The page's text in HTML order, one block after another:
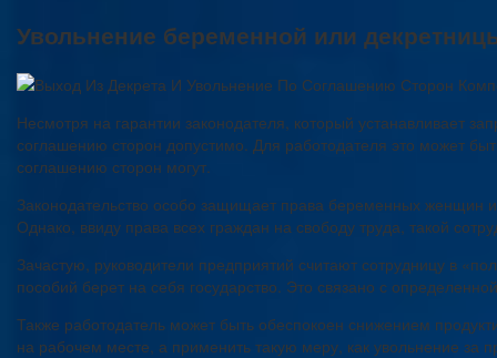
Увольнение беременной или
Несмотря на гарантии законодателя, который устанавливает
соглашению сторон допустимо. Для работодателя это может
соглашению сторон могут.
Законодательство особо защищает права беременных женщин
Однако, ввиду права всех граждан на свободу труда, такой
Зачастую, руководители предприятий считают сотрудницу в
пособий берет на себя государство. Это связано с
Также работодатель может быть обеспокоен снижением
на рабочем месте, а применить такую меру, как увольнение за